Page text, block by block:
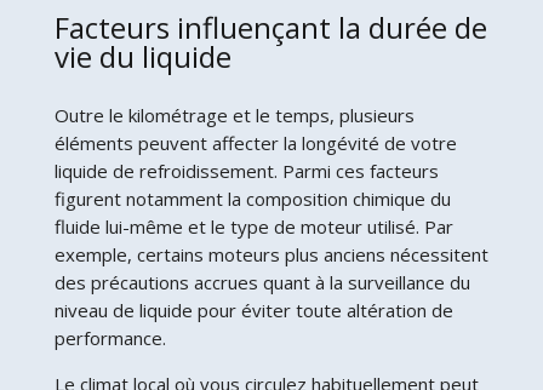
Facteurs influençant la durée de
vie du liquide
Outre le kilométrage et le temps, plusieurs
éléments peuvent affecter la longévité de votre
liquide de refroidissement. Parmi ces facteurs
figurent notamment la composition chimique du
fluide lui-même et le type de moteur utilisé. Par
exemple, certains moteurs plus anciens nécessitent
des précautions accrues quant à la surveillance du
niveau de liquide pour éviter toute altération de
performance.
Le climat local où vous circulez habituellement peut